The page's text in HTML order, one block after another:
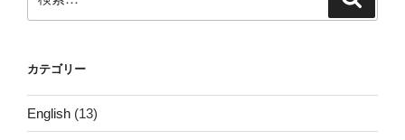
索:
カテゴリー
English (13)